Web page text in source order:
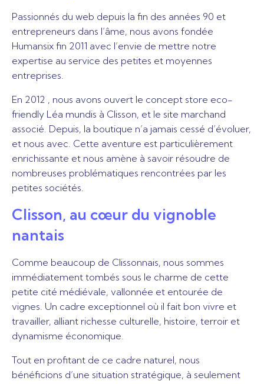
Passionnés du web depuis la fin des années 90 et
entrepreneurs dans l’âme, nous avons fondée
Humansix fin 2011 avec l’envie de mettre notre
expertise au service des petites et moyennes
entreprises.
En 2012 , nous avons ouvert le concept store eco-
friendly Léa mundis à Clisson, et le site marchand
associé. Depuis, la boutique n’a jamais cessé d’évoluer,
et nous avec. Cette aventure est particulièrement
enrichissante et nous amène à savoir résoudre de
nombreuses problématiques rencontrées par les
petites sociétés.
Clisson, au cœur du vignoble
nantais
Comme beaucoup de Clissonnais, nous sommes
immédiatement tombés sous le charme de cette
petite cité médiévale, vallonnée et entourée de
vignes. Un cadre exceptionnel où il fait bon vivre et
travailler, alliant richesse culturelle, histoire, terroir et
dynamisme économique.
Tout en profitant de ce cadre naturel, nous
bénéficions d’une situation stratégique, à seulement